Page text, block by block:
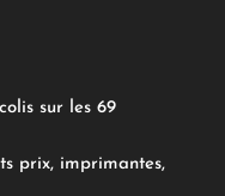
sur les 69
prix, imprimantes,